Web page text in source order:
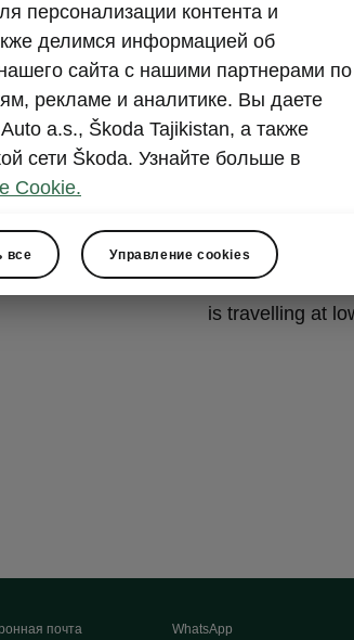
Škoda Octavia
Hybrid
The Octavia
improves fuel
The petrol
an electric
network
off the
is travelling at
почта WhatsApp
персонализации контента и
делимся информацией об
сайта с нашими партнерами по
рекламе и аналитике. Вы даете
a.s., Škoda Tajikistan, а также
сети Škoda. Узнайте больше в
Cookie.
все Управление cookies